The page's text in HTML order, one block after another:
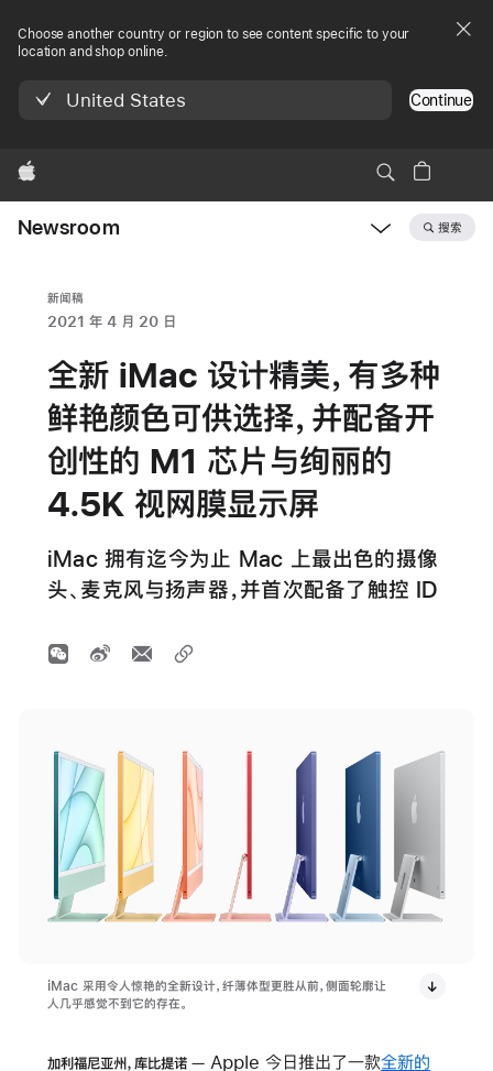
Choose another country or region to see content specific to your
location and shop online.
United States Continue
Apple
Newsroom 搜索
新闻稿
2021 年 4 月 20 日
全新 iMac 设计精美，有多种
鲜艳颜色可供选择，并配备开
创性的 M1 芯片与绚丽的
4.5K 视网膜显示屏
iMac 拥有迄今为止 Mac 上最出色的摄像
头、麦克风与扬声器，并首次配备了触控 ID
iMac 采用令人惊艳的全新设计，纤薄体型更胜从前，侧面轮廓让
人几乎感觉不到它的存在。
加利福尼亚州，库比提诺 Apple 今日推出了一款全新的